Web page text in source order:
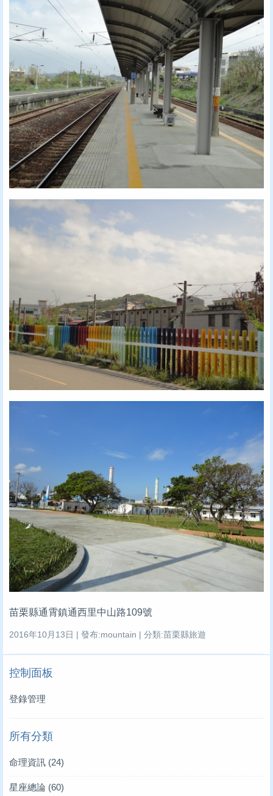
苗栗縣通霄鎮通西里中山路109號
2016年10月13日 | 發布:mountain | 分類:苗栗縣旅遊
控制面板
登錄管理
所有分類
命理資訊 (24)
星座總論 (60)